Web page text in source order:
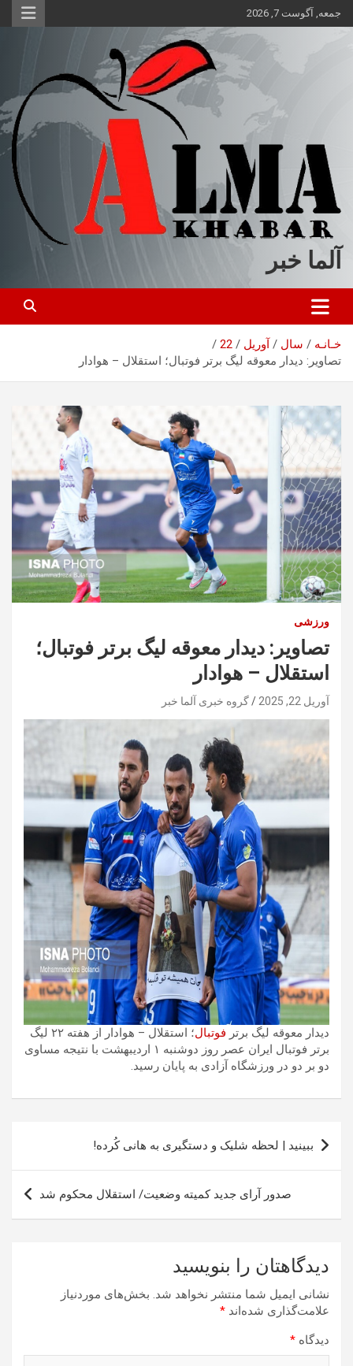
محتوا
جمعه, آگوست 7, 2026
آلما خبر
خـانـه سال آوریل
22
تصاویر: دیدار معوقه لیگ برتر فوتبال؛ استقلال – هوادار
ورزشی
تصاویر: دیدار معوقه لیگ برتر فوتبال؛
استقلال – هوادار
آوریل 22, 2025 گروه خبری آلما خبر
دیدار معوقه لیگ برتر فوتبال
؛ استقلال – هوادار از هفته ۲۲ لیگ
برتر فوتبال ایران عصر روز دوشنبه ۱ اردیبهشت با نتیجه مساوی
دو بر دو در ورزشگاه آزادی به پایان رسید.
راهبری
نوشته
ببینید | لحظه شلیک و دستگیری به هانی کُرده!
صدور آرای جدید کمیته وضعیت/ استقلال محکوم شد
دیدگاهتان را بنویسید
نشانی ایمیل شما منتشر نخواهد شد. بخش‌های موردنیاز
علامت‌گذاری شده‌اند *
دیدگاه *